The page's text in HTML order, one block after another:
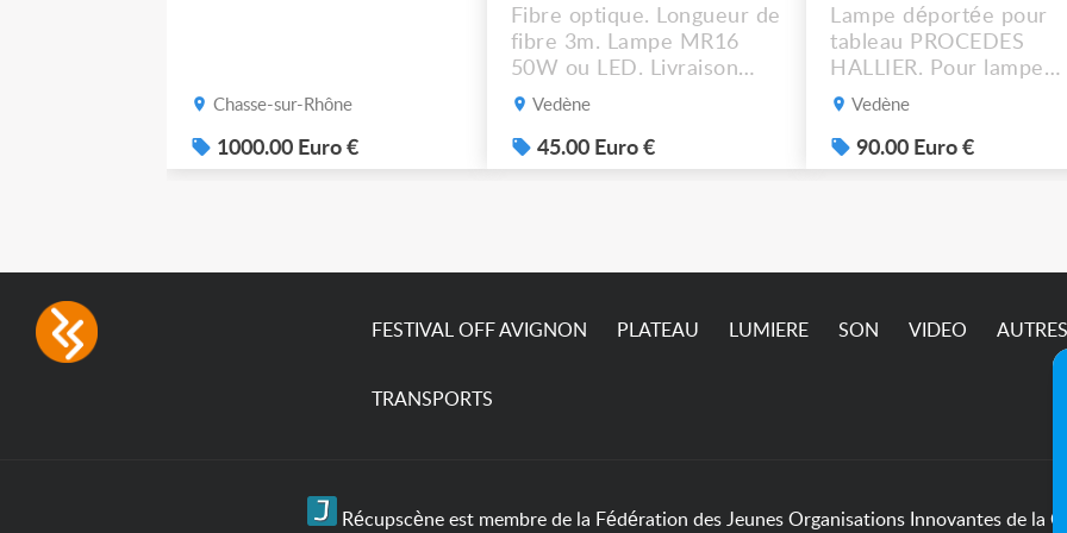
Chasse-sur-Rhône
1000.00 Euro €
Fibre optique. Longueur de
fibre 3m. Lampe MR16
50W ou LED. Livraison
possible.
Vedène
45.00 Euro €
Lampe déportée pour
tableau PROCEDES
HALLIER. Pour lampe
MR16 halogène ou LED
possible. 90€ le lot de 4.
Vedène
90.00 Euro €
FESTIVAL OFF AVIGNON PLATEAU LUMIERE SON VIDEO AUTRES
TRANSPORTS
Récupscène est membre de la Fédération des Jeunes Organisations Innovantes de la